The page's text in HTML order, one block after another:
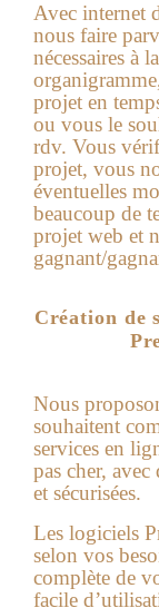
Avec internet
nous faire
nécessaires à
projet en
ou vous le
rdv. Vous
projet, vous
éventuelles
beaucoup de
projet web et
gagnant/
Création de
Nous
souhaitent
services en
pas cher, avec
et sécurisées.
Les logiciels
selon vos
complète de
facile